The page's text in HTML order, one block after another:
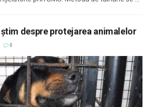
despre protejarea animalelor
0